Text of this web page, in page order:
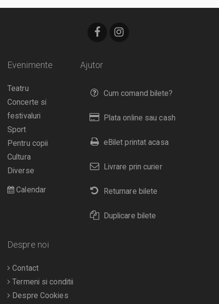
Ajutor
Cum comand bilete?
Plata online sau cash
eBilet printat acasa
Livrare prin curier
Returnare bilete
Duplicare bilete
Evenimente
Teatru
Concerte si
festivaluri
Sport
Pentru copii
Cultura
Diverse
Calendar
Despre noi
Contact
Termeni si conditii
Despre Cookies